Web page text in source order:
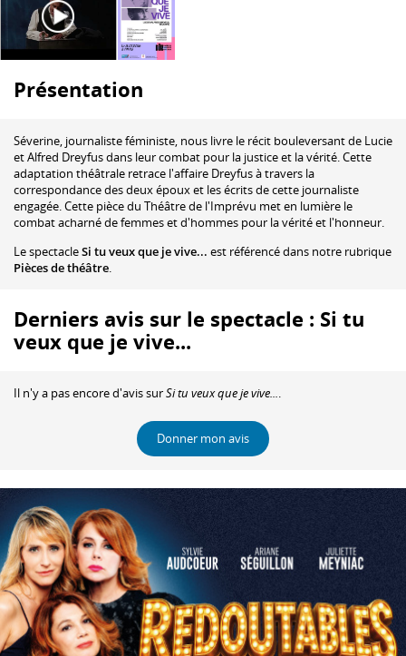
Présentation
Séverine, journaliste féministe, nous livre le récit bouleversant de Lucie
et Alfred Dreyfus dans leur combat pour la justice et la vérité. Cette
adaptation théâtrale retrace l'affaire Dreyfus à travers la
correspondance des deux époux et les écrits de cette journaliste
engagée. Cette pièce du Théâtre de l'Imprévu met en lumière le
combat acharné de femmes et d'hommes pour la vérité et l'honneur.
Le spectacleSi tu veux que je vive... est référencé dans notre rubrique
Pièces de théâtre.
Derniers avis sur le spectacle : Si tu
veux que je vive...
Il n'y a pas encore d'avis surSi tu veux que je vive....
Donner mon avis